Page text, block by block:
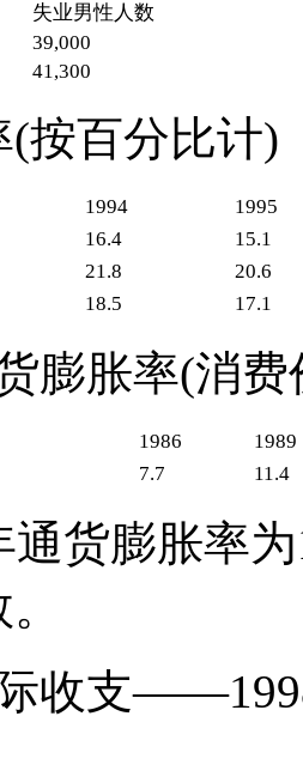
失业男性人数
39,000
41,300
(按百分比计)
1994
1995
16.4
15.1
21.8
20.6
18.5 17.1
膨胀率(消
1986
1989
7.7 11.4
通货膨胀率
收支——